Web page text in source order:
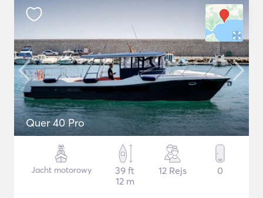
Quer 40 Pro
Jacht motorowy
39 ft
12 m
12 Rejs 0